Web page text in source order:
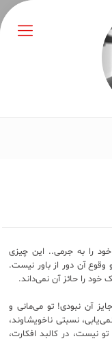
را به جرمی.. این چیزی
وقوع آن دور از باور نیست.
خود را حائز آن نمی‌داند.
آن نبودی! تو می‌مانی و
نسبتی ناخویشاوند،
نیست، در کالبد افکارت،